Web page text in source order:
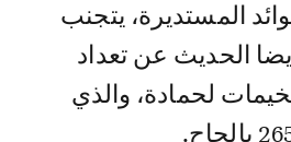
المستديرة، يتجنب
الحديث عن تعداد
لحمادة، والذي